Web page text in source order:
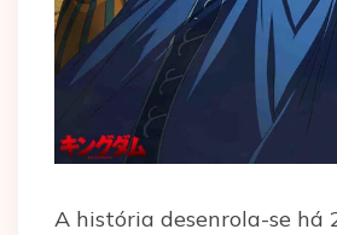
A história desenrola-se há